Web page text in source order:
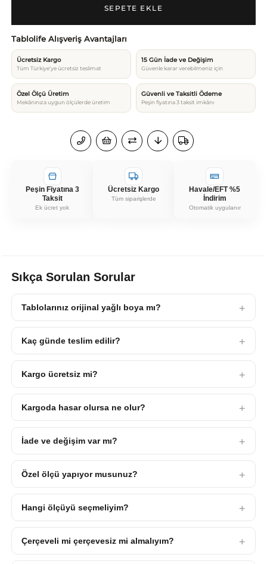
Tablolife Alışveriş Avantajları
Ücretsiz Kargo
Tüm Türkiye’ye ücretsiz teslimat
15 Gün İade ve Değişim
Güvenle karar verebilmeniz için
Özel Ölçü Üretim
Mekânınıza uygun ölçülerde üretim
Güvenli ve Taksitli Ödeme
Peşin fiyatına 3 taksit imkânı
Peşin Fiyatına 3
Taksit
Ek ücret yok
Ücretsiz Kargo
Tüm siparişlerde
Havale/EFT %5
İndirim
Otomatik uygulanır
Sıkça Sorulan Sorular
Tablolarınız orijinal yağlı boya mı?
Kaç günde teslim edilir?
Kargo ücretsiz mi?
Kargoda hasar olursa ne olur?
İade ve değişim var mı?
Özel ölçü yapıyor musunuz?
Hangi ölçüyü seçmeliyim?
Çerçeveli mi çerçevesiz mi almalıyım?